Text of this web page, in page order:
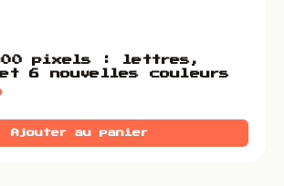
500 pixels : lettres,
6 nouvelles couleurs
Ajouter au panier